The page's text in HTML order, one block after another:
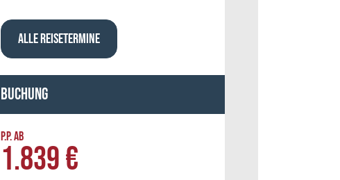
ALLE REISETERMINE
Buchung
P.P. AB
1.839 €